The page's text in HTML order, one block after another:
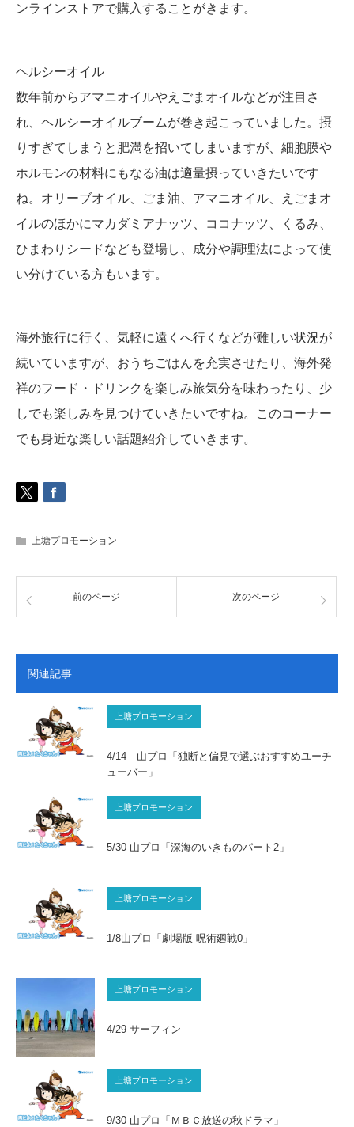
ンラインストアで購入することがきます。
ヘルシーオイル
数年前からアマニオイルやえごまオイルなどが注目さ
れ、ヘルシーオイルブームが巻き起こっていました。摂
りすぎてしまうと肥満を招いてしまいますが、細胞膜や
ホルモンの材料にもなる油は適量摂っていきたいです
ね。オリーブオイル、ごま油、アマニオイル、えごまオ
イルのほかにマカダミアナッツ、ココナッツ、くるみ、
ひまわりシードなども登場し、成分や調理法によって使
い分けている方もいます。
海外旅行に行く、気軽に遠くへ行くなどが難しい状況が
続いていますが、おうちごはんを充実させたり、海外発
祥のフード・ドリンクを楽しみ旅気分を味わったり、少
しでも楽しみを見つけていきたいですね。このコーナー
でも身近な楽しい話題紹介していきます。
上塘プロモーション
前のページ 次のページ
関連記事
上塘プロモーション
4/14 山プロ「独断と偏見で選ぶおすすめユーチ
ューバー」
上塘プロモーション
5/30 山プロ「深海のいきものパート2」
上塘プロモーション
1/8山プロ「劇場版 呪術廻戦0」
上塘プロモーション
4/29 サーフィン
上塘プロモーション
9/30 山プロ「ＭＢＣ放送の秋ドラマ」